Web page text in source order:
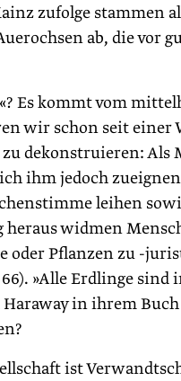
zufolge stammen
ab, die vor
Es kommt vom
wir schon seit einer
dekonstruieren: Als
ihm jedoch
leihen
widmen
oder Pflanzen zu -
»Alle Erdlinge
in ihrem Buch
ist